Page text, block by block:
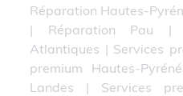
Réparation Hautes-
| Réparation Pau |
Atlantiques | Services
premium Hautes-
Landes | Services